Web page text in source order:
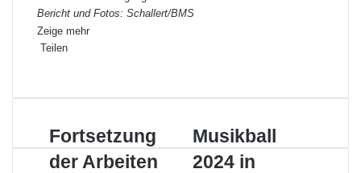
Bericht und Fotos: Schallert/BMS
Zeige mehr
Teilen
E-
Fortsetzung
der
Arbeiten
Fortsetzung
der Arbeiten
Musikball
2024
in
Musikball
2024 in